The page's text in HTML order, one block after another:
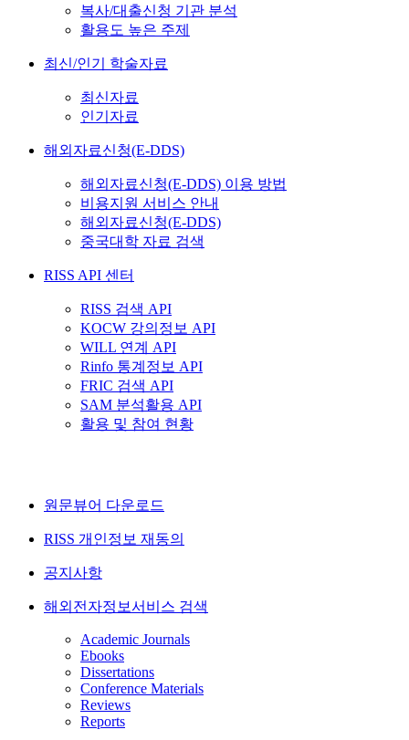
복사/대출신청 기관 분석
활용도 높은 주제
최신/인기 학술자료
최신자료
인기자료
해외자료신청(E-DDS)
해외자료신청(E-DDS) 이용 방법
비용지원 서비스 안내
해외자료신청(E-DDS)
중국대학 자료 검색
RISS API 센터
RISS 검색 API
KOCW 강의정보 API
WILL 연계 API
Rinfo 통계정보 API
FRIC 검색 API
SAM 분석활용 API
활용 및 참여 현황
원문뷰어 다운로드
RISS 개인정보 재동의
공지사항
해외전자정보서비스 검색
Academic Journals
Ebooks
Dissertations
Conference Materials
Reviews
Reports